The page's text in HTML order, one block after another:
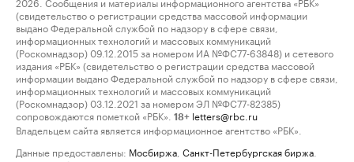
(свидетельство о регистрации средства массовой информации
выдано Федеральной службой по надзору в сфере связи,
информационных технологий и массовых коммуникаций
(Роскомнадзор) 09.12.2015 за номером ИА №ФС77-63848) и сетевого
издания «РБК» (свидетельство о регистрации средства массовой
информации выдано Федеральной службой по надзору в сфере связи,
информационных технологий и массовых коммуникаций
(Роскомнадзор) 03.12.2021 за номером ЭЛ №ФС77-82385)
сопровождаются пометкой «РБК».
18+ letters@rbc.ru
Владельцем сайта является информационное агентство «РБК».
Данные предоставлены: Мосбиржа Санкт-Петербургская биржа